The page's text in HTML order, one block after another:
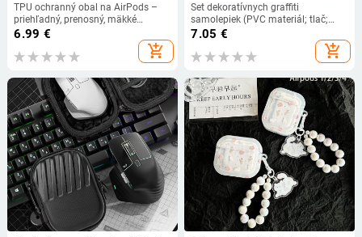
TPU ochranný obal na AirPods –
priehľadný, prenosný, mäkké
puzdro, univerzálna kompatibilita s
formovanie, podpora prispôsobenia
6.99 €
add_shopping_cart
Set dekoratívnych graffiti
samolepiek (PVC materiál; tlač;
dekoračná funkcia; samostatné
7.05 €
add_shopping_cart